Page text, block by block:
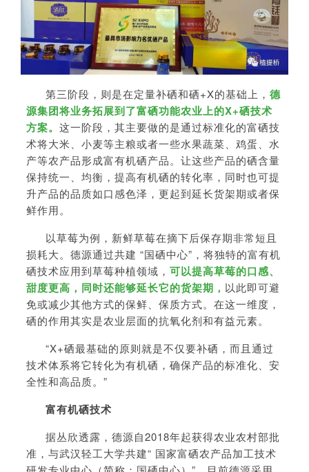
第三阶段，则是在定量补硒和硒+X的基础上， 德
源集团将业务拓展到了富硒功能农业上的X+硒技术
方案。 这一阶段，其主要做的是通过标准化的富硒技
术将大米、小麦等主粮或者一些水果蔬菜、鸡蛋、水
产等农产品形成富有机硒产品。让这些产品的硒含量
保持统一、均衡，提高有机硒的转化率，同时也可提
升产品的品质如口感色泽，更起到延长货架期或者保
鲜作用。
以草莓为例，新鲜草莓在摘下后保存期非常短且
损耗大。德源通过共建 “国硒中心”，将独特的富有机
硒技术应用到草莓种植领域， 可以提高草莓的口感、
甜度更高，同时还能够延长它的货架期， 以此即可避
免或减少其他方式的保鲜、保质方式。在这一维度，
硒的作用其实是农业层面的抗氧化剂和有益元素。
“X+硒最基础的原则就是不仅要补硒，而且通过
技术体系将它转化为有机硒，确保产品的标准化、安
全性和高品质。”
富有机硒技术
据丛欣透露，德源自2018年起获得农业农村部批
准，与武汉轻工大学共建“ 国家富硒农产品加工技术